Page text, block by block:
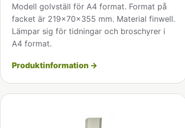
Modell golvställ för A4 format. Format på
facket är 219x70x355 mm. Material finwell.
Lämpar sig för tidningar och broschyrer i
A4 format.
Produktinformation →